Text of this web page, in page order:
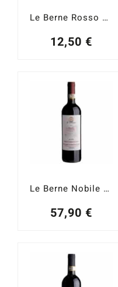
Le Berne Rosso di Montepulciano 2022
12,50 €
Le Berne Nobile di Montepulciano Pieve Cervognano 2021
57,90 €